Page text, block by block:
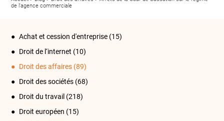
de l’agence commerciale
Achat et cession d'entreprise (15)
Droit de l‘internet (10)
Droit des affaires (89)
Droit des sociétés (68)
Droit du travail (218)
Droit européen (15)